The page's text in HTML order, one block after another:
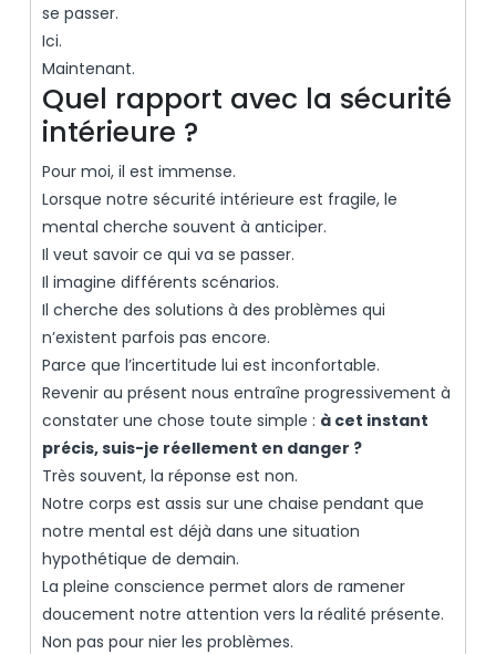
se passer.
Ici.
Maintenant.
Quel rapport avec la sécurité
intérieure ?
Pour moi, il est immense.
Lorsque notre sécurité intérieure est fragile, le
mental cherche souvent à anticiper.
Il veut savoir ce qui va se passer.
Il imagine différents scénarios.
Il cherche des solutions à des problèmes qui
n’existent parfois pas encore.
Parce que l’incertitude lui est inconfortable.
Revenir au présent nous entraîne progressivement à
constater une chose toute simple : à cet instant
précis, suis-je réellement en danger ?
Très souvent, la réponse est non.
Notre corps est assis sur une chaise pendant que
notre mental est déjà dans une situation
hypothétique de demain.
La pleine conscience permet alors de ramener
doucement notre attention vers la réalité présente.
Non pas pour nier les problèmes.